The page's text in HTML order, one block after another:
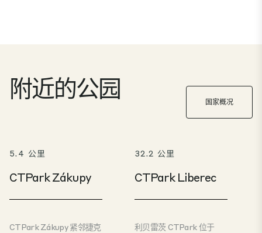
附近的公园 国家概况
5.4 公里
CTPark Zákupy
CTPark Zákupy 紧邻捷克
32.2 公里
CTPark Liberec
利贝雷茨 CTPark 位于